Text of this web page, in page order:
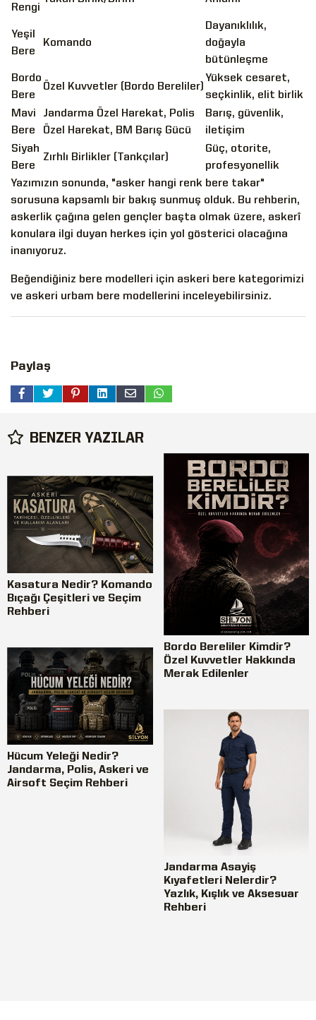
Rengi
Yeşil
Bere
Komando
Dayanıklılık,
doğayla
bütünleşme
Bordo
Bere
Özel Kuvvetler (Bordo Bereliler)
Yüksek cesaret,
seçkinlik, elit birlik
Mavi
Bere
Jandarma Özel Harekat, Polis
Özel Harekat, BM Barış Gücü
Barış, güvenlik,
iletişim
Siyah
Bere
Zırhlı Birlikler (Tankçılar)
Güç, otorite,
profesyonellik
Yazımızın sonunda, "asker hangi renk bere takar"
sorusuna kapsamlı bir bakış sunmuş olduk. Bu rehberin,
askerlik çağına gelen gençler başta olmak üzere, askerî
konulara ilgi duyan herkes için yol gösterici olacağına
inanıyoruz.
Beğendiğiniz bere modelleri için askeri bere kategorimizi
ve askeri urbam bere modellerini inceleyebilirsiniz.
Paylaş
BENZER YAZILAR
Kasatura Nedir? Komando
Bıçağı Çeşitleri ve Seçim
Rehberi
Hücum Yeleği Nedir?
Jandarma, Polis, Askeri ve
Airsoft Seçim Rehberi
Bordo Bereliler Kimdir?
Özel Kuvvetler Hakkında
Merak Edilenler
Jandarma Asayiş
Kıyafetleri Nelerdir?
Yazlık, Kışlık ve Aksesuar
Rehberi